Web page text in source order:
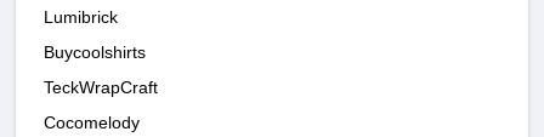
Lumibrick
Buycoolshirts
TeckWrapCraft
Cocomelody